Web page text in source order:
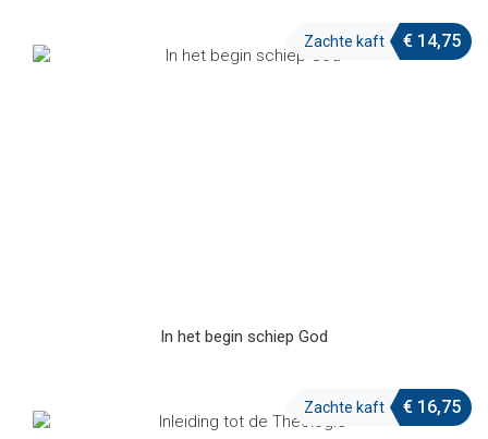
In het begin schiep God
Zachte kaft € 14,75
Zachte kaft € 16,75